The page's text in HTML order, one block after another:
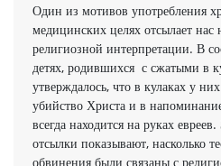
Один из мотивов употребления
медицинских целях отсылает нас
религиозной интерпретации. В
детях, родившихся с сжатыми в
утверждалось, что в кулаках у
убийство Христа и в
всегда находится на руках
отсылки показывают, насколько
обвинения были связаны с